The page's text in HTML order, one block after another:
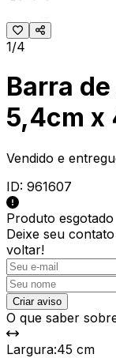
1/4
Barra
5,4cm x
Vendido e
ID: 961607
Produto esgotado
Deixe seu
voltar!
Criar aviso
O que saber
Largura:45 cm